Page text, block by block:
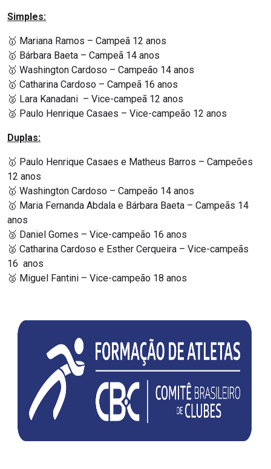
Simples:
🥇 Mariana Ramos – Campeã 12 anos
🥇 Bárbara Baeta – Campeã 14 anos
🥇 Washington Cardoso – Campeão 14 anos
🥇 Catharina Cardoso – Campeã 16 anos
🥈 Lara Kanadani – Vice-campeã 12 anos
🥈 Paulo Henrique Casaes – Vice-campeão 12 anos
Duplas:
🥇 Paulo Henrique Casaes e Matheus Barros – Campeões
12 anos
🥇 Washington Cardoso – Campeão 14 anos
🥇 Maria Fernanda Abdala e Bárbara Baeta – Campeãs 14
anos
🥈 Daniel Gomes – Vice-campeão 16 anos
🥈 Catharina Cardoso e Esther Cerqueira – Vice-campeãs
16 anos
🥈 Miguel Fantini – Vice-campeão 18 anos